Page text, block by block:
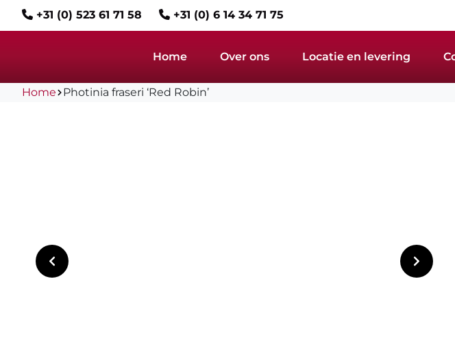
+31 (0) 523 61 71 58 +31 (0) 6 14 34 71 75
Home Over ons Locatie en levering
Home Photinia fraseri ‘Red Robin’